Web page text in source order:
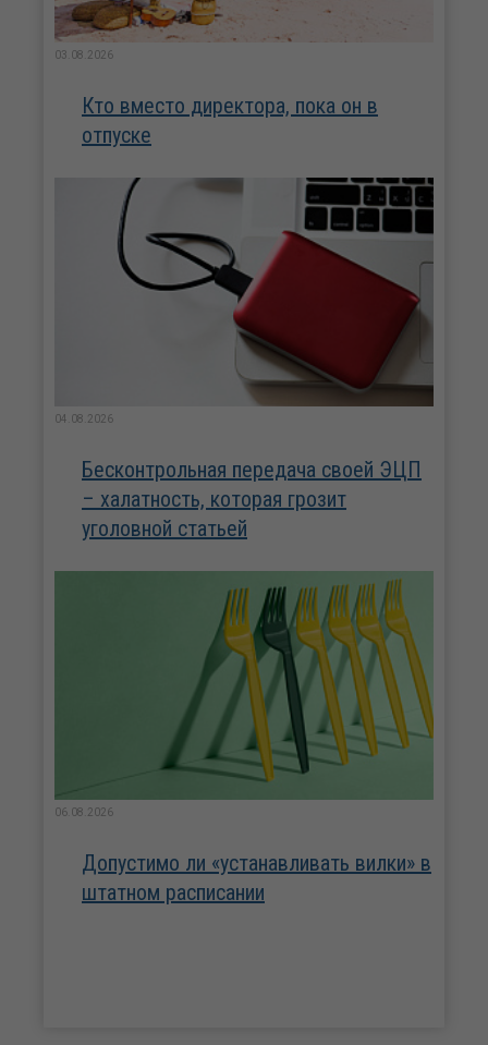
03.08.2026
Кто вместо директора, пока он в
отпуске
04.08.2026
Бесконтрольная передача своей ЭЦП
– халатность, которая грозит
уголовной статьей
06.08.2026
Допустимо ли «устанавливать вилки» в
штатном расписании